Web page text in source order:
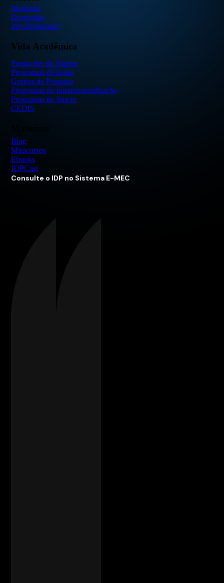
Mestrado
Doutorado
Pós-Doutorado
Vida Acadêmica
Produções de Alunos
Programas de Bolsa
Grupos de Pesquisa
Programas de Internacionalização
Programas de Stricto
CEDIS
Blog
Minicursos
Ebooks
IDPCast
Consulte o IDP no Sistema E-MEC